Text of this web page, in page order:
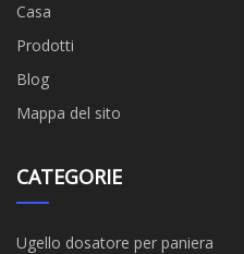
Casa
Prodotti
Blog
Mappa del sito
CATEGORIE
Ugello dosatore per paniera